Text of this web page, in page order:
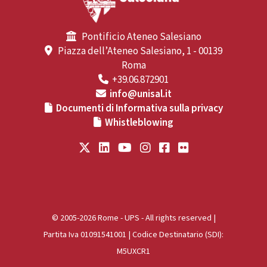
Pontificio Ateneo Salesiano
Piazza dell’Ateneo Salesiano, 1 - 00139
Roma
+39.06.872901
info@unisal.it
Documenti di Informativa sulla privacy
Whistleblowing
© 2005-2026 Rome - UPS - All rights reserved |
Partita Iva 01091541001 | Codice Destinatario (SDI):
M5UXCR1